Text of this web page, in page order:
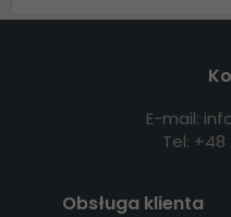
E-mail:
Tel: +48
Obsługa klienta